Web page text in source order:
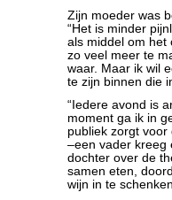
Zijn moeder was
“Het is minder
als middel om het
zo veel meer te
waar. Maar ik wil
te zijn binnen die
“Iedere avond is
moment ga ik in
publiek zorgt
–een vader kreeg
dochter over de
samen eten,
wijn in te